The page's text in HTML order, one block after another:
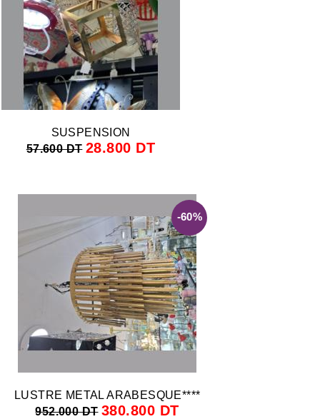
SUSPENSION
57.600 DT 28.800 DT
-60%
LUSTRE METAL ARABESQUE****
952.000 DT 380.800 DT